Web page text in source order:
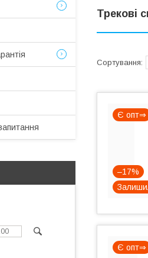
Трекові
Є опт⇒
–17%
Є опт⇒